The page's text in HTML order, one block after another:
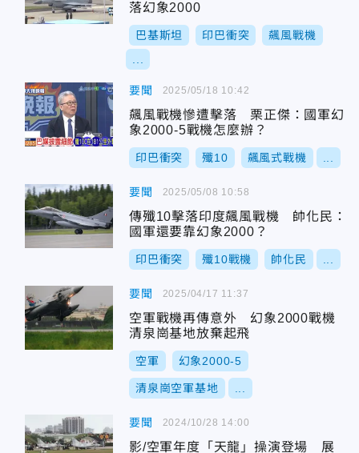
落幻象2000
巴基斯坦 印巴衝突 飆風戰機
要聞
飆風戰機慘遭擊落 栗正傑：國軍幻
象2000-5戰機怎麼辦？
印巴衝突 殲10 飆風式戰機
2025/05/18 10:42
要聞
傳殲10擊落印度飆風戰機 帥化民：
國軍還要靠幻象2000？
印巴衝突 殲10戰機 帥化民
2025/05/08 10:58
要聞
空軍戰機再傳意外 幻象2000戰機
清泉崗基地放棄起飛
空軍 幻象2000-5
清泉崗空軍基地
2025/04/17 11:37
要聞
影/空軍年度「天龍」操演登場 展
2024/10/28 14:00